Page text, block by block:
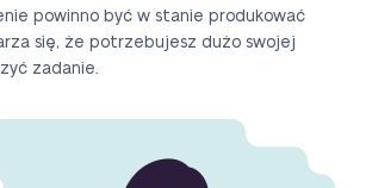
powinno być w stanie produkować
się, że potrzebujesz dużo swojej
zadanie.